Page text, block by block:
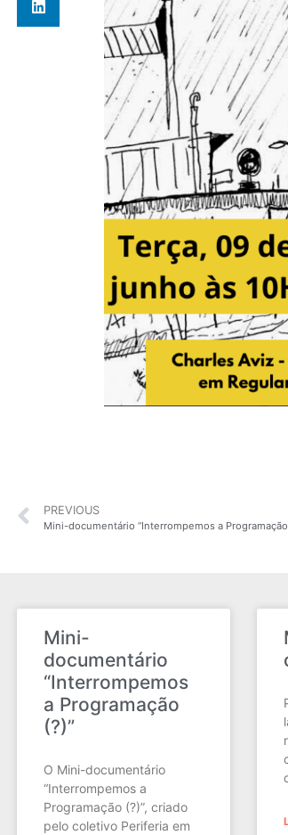
PREVIOUS
Mini-documentário “Interrompemos a Programação
Mini-
documentário
“Interrompemos
a Programação
(?)”
O Mini-documentário
“Interrompemos a
Programação (?)”, criado
pelo coletivo Periferia em